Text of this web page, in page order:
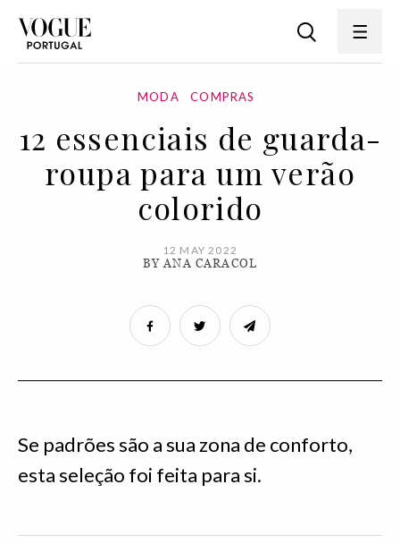
MODA COMPRAS
12 essenciais de guarda-
roupa para um verão
colorido
12 MAY 2022
BY ANA CARACOL
Se padrões são a sua zona de conforto,
esta seleção foi feita para si.